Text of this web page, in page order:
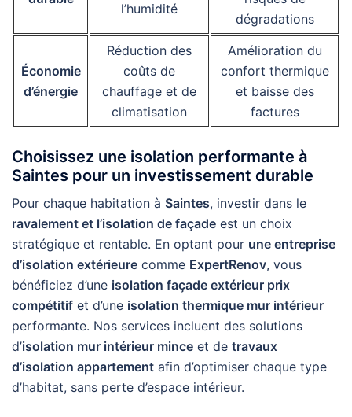
l’humidité
dégradations
Économie
d’énergie
Réduction des
coûts de
chauffage et de
climatisation
Amélioration du
confort thermique
et baisse des
factures
Choisissez une isolation performante à
Saintes pour un investissement durable
Pour chaque habitation à Saintes, investir dans le
ravalement et l’isolation de façade est un choix
stratégique et rentable. En optant pour une entreprise
d’isolation extérieure comme ExpertRenov, vous
bénéficiez d’une isolation façade extérieur prix
compétitif et d’une isolation thermique mur intérieur
performante. Nos services incluent des solutions
d’isolation mur intérieur mince et de travaux
d’isolation appartement afin d’optimiser chaque type
d’habitat, sans perte d’espace intérieur.